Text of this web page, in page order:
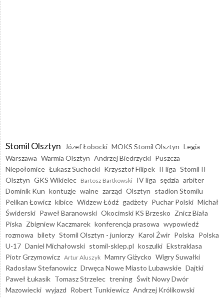
Stomil Olsztyn Józef Łobocki MOKS Stomil Olsztyn Legia
Warszawa Warmia Olsztyn Andrzej Biedrzycki Puszcza
Niepołomice Łukasz Suchocki Krzysztof Filipek II liga Stomil II
Olsztyn GKS Wikielec Bartosz Bartkowski IV liga sędzia arbiter
Dominik Kun kontuzje walne zarząd Olsztyn stadion Stomilu
Pelikan Łowicz kibice Widzew Łódź gadżety Puchar Polski Michał
Świderski Paweł Baranowski Okocimski KS Brzesko Znicz Biała
Piska Zbigniew Kaczmarek konferencja prasowa wypowiedź
rozmowa bilety Stomil Olsztyn - juniorzy Karol Żwir Polska Polska
U-17 Daniel Michałowski stomil-sklep.pl koszulki Ekstraklasa
Piotr Grzymowicz Artur Aluszyk Mamry Giżycko Wigry Suwałki
Radosław Stefanowicz Drwęca Nowe Miasto Lubawskie Dajtki
Paweł Łukasik Tomasz Strzelec trening Świt Nowy Dwór
Mazowiecki wyjazd Robert Tunkiewicz Andrzej Królikowski